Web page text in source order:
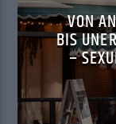
VON
BIS
–